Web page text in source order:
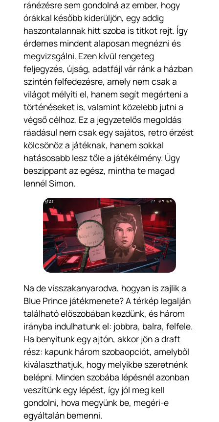
ránézésre sem gondolná az ember, hogy
órákkal később kiderüljön, egy addig
haszontalannak hitt szoba is titkot rejt. Így
érdemes mindent alaposan megnézni és
megvizsgálni. Ezen kívül rengeteg
feljegyzés, újság, adatfájl vár ránk a házban
szintén felfedezésre, amely nem csak a
világot mélyíti el, hanem segít megérteni a
történéseket is, valamint közelebb jutni a
végső célhoz. Ez a jegyzetelős megoldás
ráadásul nem csak egy sajátos, retro érzést
kölcsönöz a játéknak, hanem sokkal
hatásosabb lesz tőle a játékélmény. Úgy
beszippant az egész, mintha te magad
lennél Simon.
Na de visszakanyarodva, hogyan is zajlik a
Blue Prince játékmenete? A térkép legalján
található előszobában kezdünk, és három
irányba indulhatunk el: jobbra, balra, felfele.
Ha benyitunk egy ajtón, akkor jön a draft
rész: kapunk három szobaopciót, amelyből
kiválaszthatjuk, hogy melyikbe szeretnénk
belépni. Minden szobába lépésnél azonban
veszítünk egy lépést, így jól meg kell
gondolni, hova megyünk be, megéri-e
egyáltalán bemenni.